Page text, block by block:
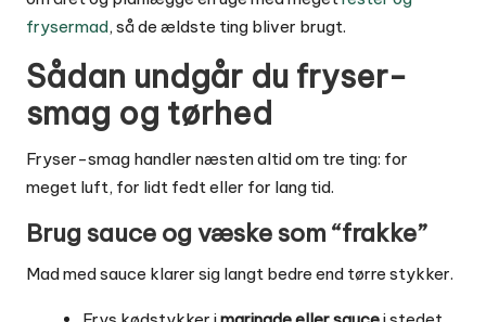
frysermad, så de ældste ting bliver brugt.
Sådan undgår du fryser-
smag og tørhed
Fryser-smag handler næsten altid om tre ting: for
meget luft, for lidt fedt eller for lang tid.
Brug sauce og væske som “frakke”
Mad med sauce klarer sig langt bedre end tørre stykker.